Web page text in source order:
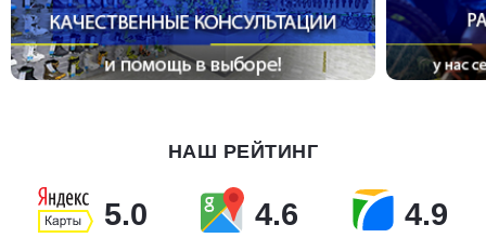
НАШ РЕЙТИНГ
5.0 4.6 4.9